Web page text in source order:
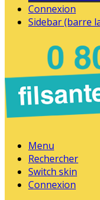
Connexion
Sidebar (barre
Menu
Rechercher
Switch skin
Connexion